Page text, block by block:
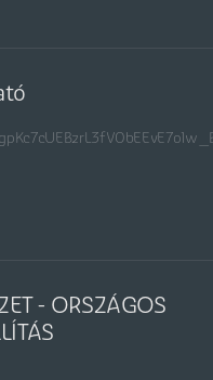
- ORSZÁGOS